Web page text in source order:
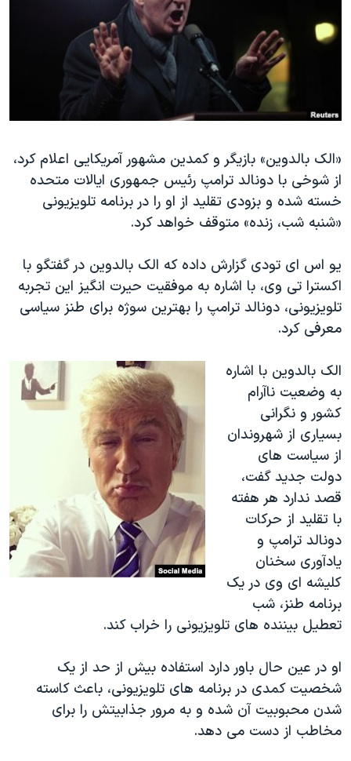
حقوق شهروندی
علم و فناوری
گالری عکس
آرشیو پخش زنده
انتخابات ریاست جمهوری آمریکا ۲۰۲۴
حمله جمهوری اسلامی به اسرائیل
اعتراضات زن، زندگی، آزادی
مجموعه مستندهای دادخواهی
تریبونال مردمی آبان ۹۸
چهل سال گروگان‌گیری
قانون شفافیت دارائی کادر رهبری ایران
اعتراضات مردمی آبان ۹۸
نرگس محمدی برنده جایزه نوبل صلح
همایش محافظه‌کاران آمریکا «سی‌پک»
صفحه‌های ویژه
سفر پرزیدنت ترامپ به چین
زبانهای مختلف
«الک بالدوین» بازیگر و کمدین مشهور آمریکایی اعلام کرد،
از شوخی با دونالد ترامپ رئیس جمهوری ایالات متحده
خسته شده و بزودی تقلید از او را در برنامه تلویزیونی
«شنبه شب، زنده» متوقف خواهد کرد.
یو اس ای تودی گزارش داده که الک بالدوین در گفتگو با
اکسترا تی وی، با اشاره به موفقیت حیرت انگیز این تجربه
تلویزیونی، دونالد ترامپ را بهترین سوژه برای طنز سیاسی
معرفی کرد.
الک بالدوین با اشاره
به وضعیت ناآرام
کشور و نگرانی
بسیاری از شهروندان
از سیاست های
دولت جدید گفت،
قصد ندارد هر هفته
با تقلید از حرکات
دونالد ترامپ و
یادآوری سخنان
کلیشه ای وی در یک
برنامه طنز، شب
تعطیل بیننده های تلویزیونی را خراب کند.
او در عین حال باور دارد استفاده بیش از حد از یک
شخصیت کمدی در برنامه های تلویزیونی، باعث کاسته
شدن محبوبیت آن شده و به مرور جذابیتش را برای
مخاطب از دست می دهد.